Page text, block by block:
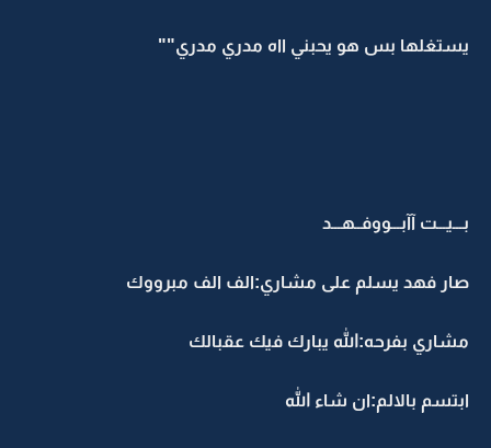
يستغلها بس هو يحبني ااه مدري مدري""
بـــيـــت آآبـــووفــهـــد
صار فهد يسلم على مشاري:الف الف مبرووك
مشاري بفرحه:الله يبارك فيك عقبالك
ابتسم بالالم:ان شاء الله